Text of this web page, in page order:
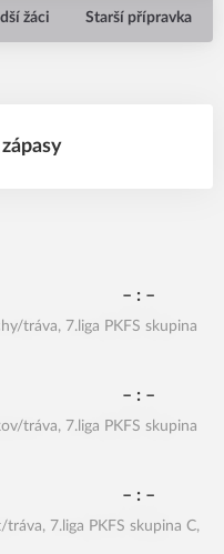
žáci Starší přípravka
– : –
tráva, 7.liga PKFS skupina
– : –
tráva, 7.liga PKFS skupina
– : –
tráva, 7.liga PKFS skupina C,